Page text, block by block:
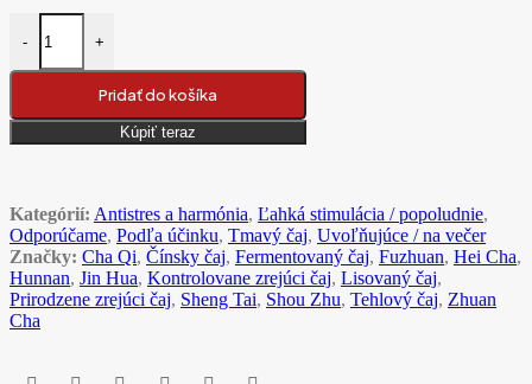
-
množstvo 2018 Taoyuan Fu Zhuan Cha tmavý čaj
+
Pridať do košíka
Kúpiť teraz
Kategórií: Antistres a harmónia, Ľahká stimulácia / popoludnie,
Odporúčame, Podľa účinku, Tmavý čaj, Uvoľňujúce / na večer
Značky: Cha Qi, Čínsky čaj, Fermentovaný čaj, Fuzhuan, Hei Cha,
Hunnan, Jin Hua, Kontrolovane zrejúci čaj, Lisovaný čaj,
Prirodzene zrejúci čaj, Sheng Tai, Shou Zhu, Tehlový čaj, Zhuan
Cha